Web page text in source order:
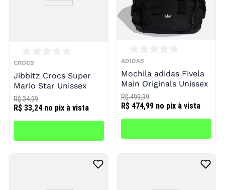
CROCS
Jibbitz Crocs Super
Mario Star Unissex
R$ 33,24 no pix à vista
R$ 34,99
ADIDAS
Mochila adidas Fivela
Main Originals Unissex
R$ 474,99 no pix à vista
R$ 499,99